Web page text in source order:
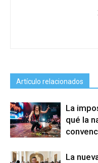
Artículo relacionados
La
qué la
La